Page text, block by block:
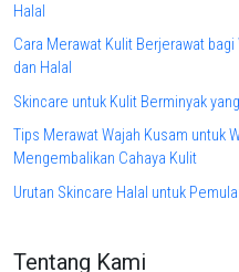
Halal
Cara Merawat Kulit Berjerawat
dan Halal
Skincare untuk Kulit Berminyak
Tips Merawat Wajah Kusam untuk
Mengembalikan Cahaya Kulit
Urutan Skincare Halal untuk
Tentang Kami